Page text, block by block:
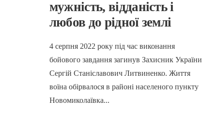
мужність, відданість і
любов до рідної землі
4 серпня 2022 року під час виконання
бойового завдання загинув Захисник України
Сергій Станіславович Литвиненко. Життя
воїна обірвалося в районі населеного пункту
Новомиколаївка...